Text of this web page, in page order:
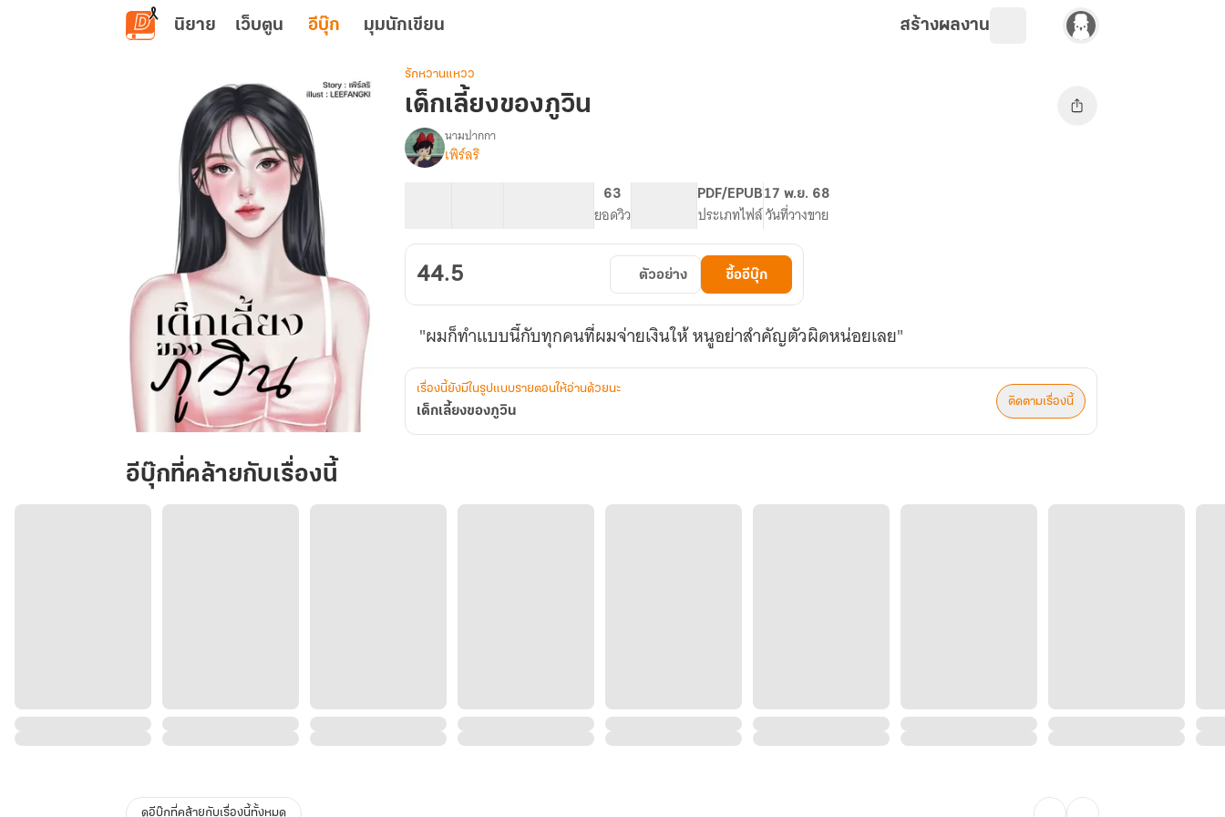
ข้ามไปยังเนื้อหาหลัก
นิยาย เว็บตูน อีบุ๊ก มุมนักเขียน สร้างผลงาน
เลี้ยง
ของ
ภู
รักหวานแหวว
เด็กเลี้ยงของภูวิน
เรื่อง
เด็ก
วิน
นามปากกา
เพิร์ลริ
63
ยอดวิว
PDF/EPUB
ประเภทไฟล์
17 พ.ย. 68
วันที่วางขาย
44.5 ตัวอย่าง ซื้ออีบุ๊ก
"ผมก็ทำแบบนี้กับทุกคนที่ผมจ่ายเงินให้ หนูอย่าสำคัญตัวผิดหน่อยเลย"
เรื่องนี้ยังมีในรูปแบบรายตอนให้อ่านด้วยนะ
เด็กเลี้ยงของภูวิน
ติดตามเรื่องนี้
อีบุ๊กที่คล้ายกับเรื่องนี้
ดูอีบุ๊กที่คล้ายกับเรื่องนี้ทั้งหมด